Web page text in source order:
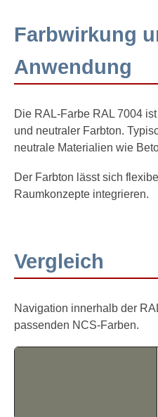
Farbwirkung
Anwendung
Die RAL-Farbe RAL 7004
und neutraler Farbton.
neutrale Materialien wie
Der Farbton lässt sich
Raumkonzepte integrieren.
Vergleich
Navigation innerhalb der
passenden NCS-Farben.